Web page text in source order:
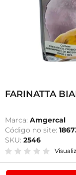
FARINATTA
Marca: Amgercal
Código no site:
SKU: 2546